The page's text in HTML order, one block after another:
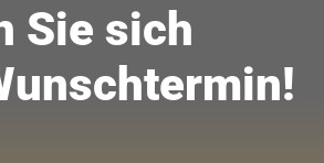
Sie sich